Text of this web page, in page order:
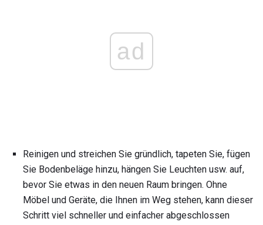
ad
Reinigen und streichen Sie gründlich, tapeten Sie, fügen
Sie Bodenbeläge hinzu, hängen Sie Leuchten usw. auf,
bevor Sie etwas in den neuen Raum bringen. Ohne
Möbel und Geräte, die Ihnen im Weg stehen, kann dieser
Schritt viel schneller und einfacher abgeschlossen